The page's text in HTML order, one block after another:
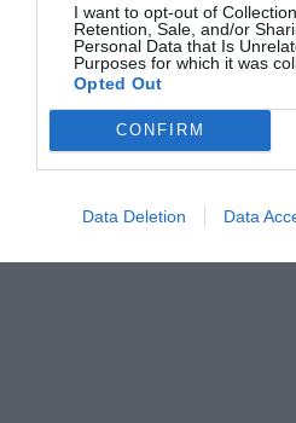
I want to opt-out of
Retention, Sale, and/or
Personal Data that Is
Purposes for which it was
Opted Out
CONFIRM
Data Deletion Data